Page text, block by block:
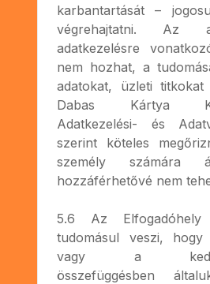
karbantartását –
végrehajtatni. Az
adatkezelésre
nem hozhat, a
adatokat, üzleti
Dabas Kártya
Adatkezelési- és
szerint köteles
személy számára
hozzáférhetővé nem
5.6 Az Elfogadóhely
tudomásul veszi, hogy
vagy a
összefüggésben